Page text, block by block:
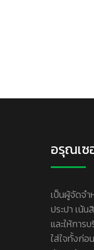
อรุณเซ
เป็นผู้จัดจำ
ประปา เน้
และให้การ
ใส่ใจทั้งก่อ